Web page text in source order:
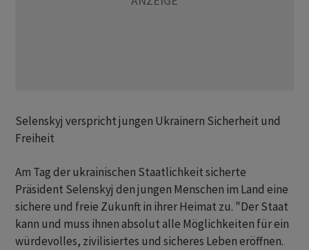
Selenskyj verspricht jungen Ukrainern Sicherheit und
Freiheit
Am Tag der ukrainischen Staatlichkeit sicherte
Präsident Selenskyj den jungen Menschen im Land eine
sichere und freie Zukunft in ihrer Heimat zu. "Der Staat
kann und muss ihnen absolut alle Möglichkeiten für ein
würdevolles, zivilisiertes und sicheres Leben eröffnen.